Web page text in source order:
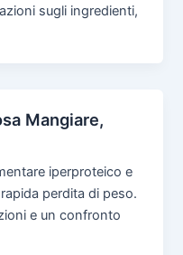
sugli ingredienti,
Mangiare,
iperproteico e
perdita di peso.
e un confronto